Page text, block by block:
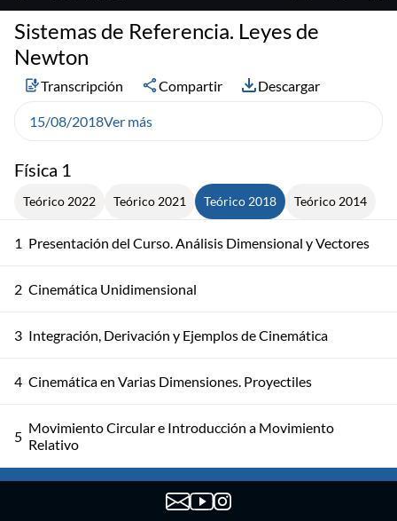
Física 1
Teórico 2022 Teórico 2021 Teórico 2018 Teórico 2014
1 Presentación del Curso. Análisis Dimensional y Vectores
2 Cinemática Unidimensional
3 Integración, Derivación y Ejemplos de Cinemática
4 Cinemática en Varias Dimensiones. Proyectiles
5 Movimiento Circular e Introducción a Movimiento
Relativo
Sistemas de Referencia. Leyes de Newton
Sistemas de Referencia. Leyes de
Newton
Transcripción Compartir Descargar
15/08/2018Ver más